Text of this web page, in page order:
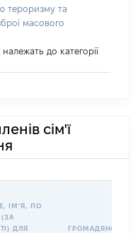
тероризму та
масового
до категорії
сім'ї
ІМʼЯ, ПО
(ЗА
ДЛЯ
ГРОМАДЯНСТВО